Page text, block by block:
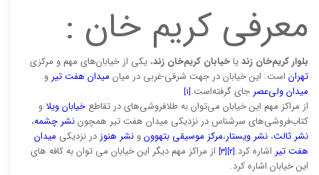
معرفی کریم خان :
بلوار کریم‌خان زندیاخیابان کریم‌خان زند، یکی از خیابان‌های مهم و مرکزی
تهران است. این خیابان در جهت شرقی-غربی در میان میدان هفت تیرو
میدان ولی‌عصرجای گرفته‌است.[۱]
از مراکز مهم این خیابان می‌توان به طلافروشی‌های در تقاطع خیابان ویلا و
کتاب‌فروشی‌های سرشناس در نزدیکی میدان هفت تیر همچوننشر چشمه،
نشر ثالث، نشر ویستار،مرکز موسیقی بتهوونو نشر هنوزدر نزدیکی میدان
هفت تیر اشاره کرد.[۲] [۳]
از مراکز مهم دیگر این خیابان می توان به کافه های
این خیابان اشاره کرد.